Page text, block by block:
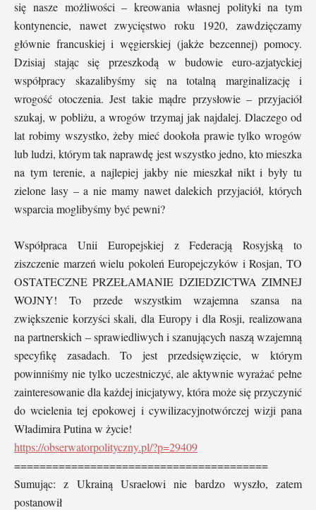
się nasze możliwości – kreowania własnej polityki na tym
kontynencie, nawet zwycięstwo roku 1920, zawdzięczamy
głównie francuskiej i węgierskiej (jakże bezcennej) pomocy.
Dzisiaj stając się przeszkodą w budowie euro-azjatyckiej
współpracy skazalibyśmy się na totalną marginalizację i
wrogość otoczenia. Jest takie mądre przysłowie – przyjaciół
szukaj, w pobliżu, a wrogów trzymaj jak najdalej. Dlaczego od
lat robimy wszystko, żeby mieć dookoła prawie tylko wrogów
lub ludzi, którym tak naprawdę jest wszystko jedno, kto mieszka
na tym terenie, a najlepiej jakby nie mieszkał nikt i były tu
zielone lasy – a nie mamy nawet dalekich przyjaciół, których
wsparcia moglibyśmy być pewni?
Współpraca Unii Europejskiej z Federacją Rosyjską to
ziszczenie marzeń wielu pokoleń Europejczyków i Rosjan, TO
OSTATECZNE PRZEŁAMANIE DZIEDZICTWA ZIMNEJ
WOJNY! To przede wszystkim wzajemna szansa na
zwiększenie korzyści skali, dla Europy i dla Rosji, realizowana
na partnerskich – sprawiedliwych i szanujących naszą wzajemną
specyfikę zasadach. To jest przedsięwzięcie, w którym
powinniśmy nie tylko uczestniczyć, ale aktywnie wyrażać pełne
zainteresowanie dla każdej inicjatywy, która może się przyczynić
do wcielenia tej epokowej i cywilizacyjnotwórczej wizji pana
Władimira Putina w życie!
https://obserwatorpolityczny.pl/?p=29409
========================================
Sumując: z Ukrainą Usraelowi nie bardzo wyszło, zatem
postanowił